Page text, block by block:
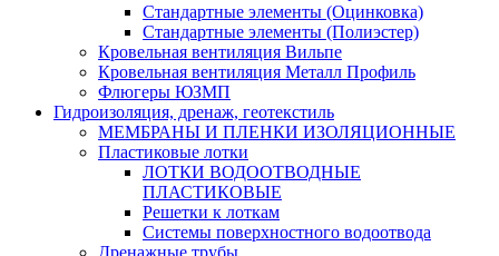
Стандартные элементы (Оцинковка)
Стандартные элементы (Полиэстер)
Кровельная вентиляция Вильпе
Кровельная вентиляция Металл Профиль
Флюгеры ЮЗМП
Гидроизоляция, дренаж, геотекстиль
МЕМБРАНЫ И ПЛЕНКИ ИЗОЛЯЦИОННЫЕ
Пластиковые лотки
ЛОТКИ ВОДООТВОДНЫЕ
ПЛАСТИКОВЫЕ
Решетки к лоткам
Системы поверхностного водоотвода
Дренажные трубы